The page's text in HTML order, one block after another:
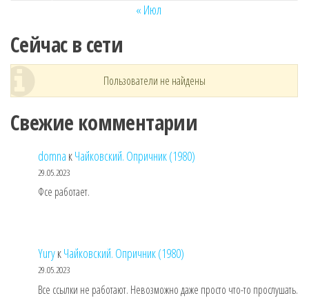
« Июл
Сейчас в сети
Пользователи не найдены
Свежие комментарии
domna кЧайковский. Опричник (1980)
29.05.2023
Фсе работает.
YuryкЧайковский. Опричник (1980)
29.05.2023
Все ссылки не работают. Невозможно даже просто что-то прослушать.